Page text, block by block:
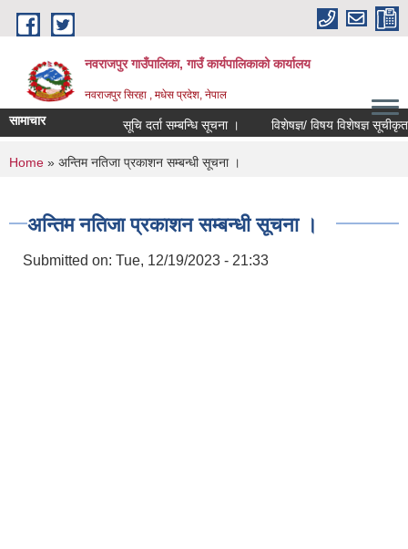
Skip to main content
नवराजपुर गाउँपालिका, गाउँ कार्यपालिकाको कार्यालय
नवराजपुर सिरहा , मधेस प्रदेश, नेपाल
सामाचार सूचि दर्ता सम्बन्धि सूचना । विशेषज्ञ/ विषय विशेषज्ञ सूचीकृत हुने
You are here
Home » अन्तिम नतिजा प्रकाशन सम्बन्धी सूचना ।
अन्तिम नतिजा प्रकाशन सम्बन्धी सूचना ।
Submitted on: Tue, 12/19/2023 - 21:33